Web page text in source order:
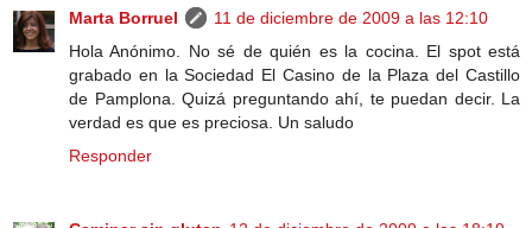
Marta Borruel
11 de diciembre de 2009 a las 12:10
Hola Anónimo. No sé de quién es la cocina. El spot está
grabado en la Sociedad El Casino de la Plaza del Castillo
de Pamplona. Quizá preguntando ahí, te puedan decir. La
verdad es que es preciosa. Un saludo
Responder